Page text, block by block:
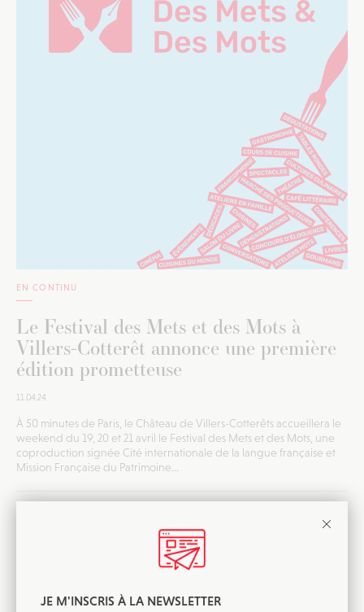
EN CONTINU
Le Festival des Mets et des Mots à
Villers-Cotterêt annonce une première
édition prometteuse
11.04.24
À 50 minutes de Paris, le Château de Villers-Cotterêts accueillera le
weekend du 19, 20 et 21 avril le Festival des Mets et des Mots, une
coproduction signée Cité internationale de la langue française et
Mission Française du Patrimoine...
JE M'INSCRIS À LA NEWSLETTER